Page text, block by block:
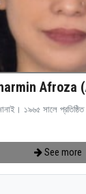
Afroza
১৯৬৫ সালে প্রতিষ্ঠিত
See more